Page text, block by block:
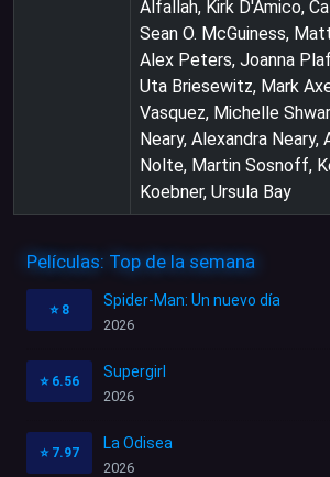
Alfallah, Kirk D'Amico,
Sean O. McGuiness,
Alex Peters, Joanna
Uta Briesewitz, Mark
Vasquez, Michelle
Neary, Alexandra Neary,
Nolte, Martin Sosnoff,
Koebner, Ursula Bay
Películas: Top de la semana
⭐ 8
Spider-Man: Un nuevo día
2026
⭐ 6.56
Supergirl
2026
⭐ 7.97
La Odisea
2026